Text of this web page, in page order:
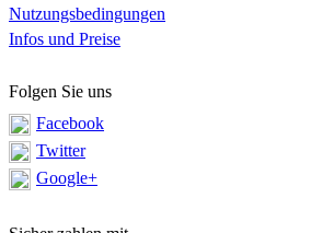
Nutzungsbedingungen
Infos und Preise
Folgen Sie uns
Facebook
Twitter
Google+